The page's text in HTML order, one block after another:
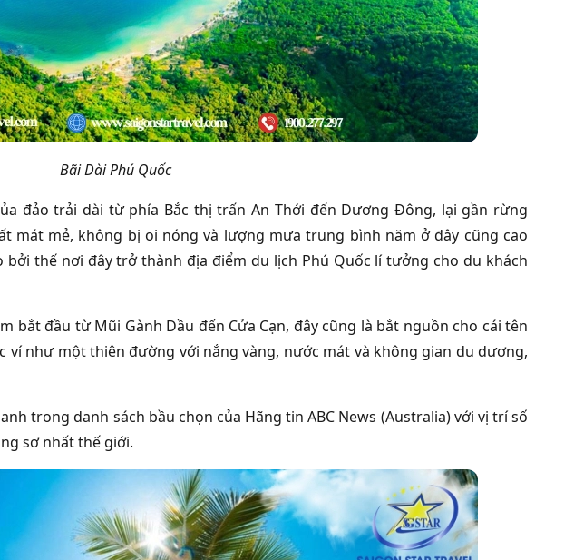
Bãi Dài Phú Quốc
đảo trải dài từ phía Bắc thị trấn An Thới đến Dương Đông, lại gần rừng
mát mẻ, không bị oi nóng và lượng mưa trung bình năm ở đây cũng cao
bởi thế nơi đây trở thànhđịa điểm du lịch Phú Quốc lí tưởng cho du khách
bắt đầu từ Mũi Gành Dầu đến Cửa Cạn, đây cũng là bắt nguồn cho cái tên
ví như một thiên đường với nắng vàng, nước mát và không gian du dương,
trong danh sách bầu chọn của Hãng tin ABC News (Australia) với vị trí số
sơ nhất thế giới.